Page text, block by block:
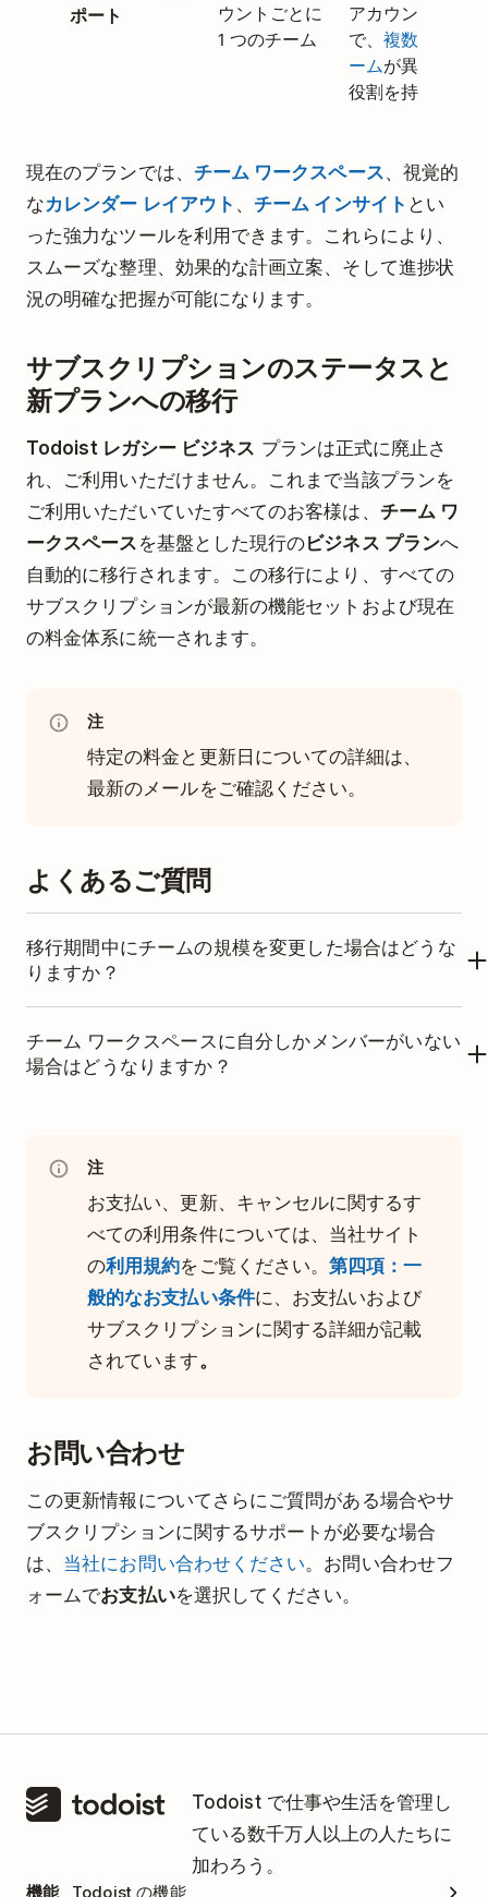
ポート
ウントごとに
1 つのチーム
アカウント
で、 複数のチ
ームが異なる
役割を持つ
現在のプランでは、 チーム ワークスペース、視覚的
なカレンダー レイアウト 、チーム インサイト とい
った強力なツールを利用できます。これらにより、
スムーズな整理、効果的な計画立案、そして進捗状
況の明確な把握が可能になります。
サブスクリプションのステータスと
新プランへの移行
Todoist レガシー ビジネス プランは正式に廃止さ
れ、ご利用いただけません。これまで当該プランを
ご利用いただいていたすべてのお客様は、 チーム ワ
ークスペース を基盤とした現行のビジネス プランへ
自動的に移行されます。この移行により、すべての
サブスクリプションが最新の機能セットおよび現在
の料金体系に統一されます。
注
特定の料金と更新日についての詳細は、
最新のメールをご確認ください。
よくあるご質問
移行期間中にチームの規模を変更した場合はどうな
りますか？
2025 年 12 月 10 日よりも前に追加されたメン
2025 年 12 月 10 日以降に追加されたメンバー:
これらのメンバーには新しい料金が適用されま
す。この請求は、新しいメンバーが追加された
日付に基づいて日割り計算されます。
年払いサブスクリプションをご利用のチ
ームの場合、年度の途中で追加された新
れます。また、年次更新の領収書には、
その時点でアクティブなすべてのメンバ
ーに対して、新しい年間料金が反映され
ます。
チーム ワークスペースに自分しかメンバーがいない
場合はどうなりますか？
たがチーム ワークスペース
場合は、個人向けのプロ プランの方がニーズにより
適しているかもしれません。
こちらの手順に従って、ビジネス プランをキャンセ
ルし、アカウントをプロ プランにアップグレードし
てください。
注
お支払い、更新、キャンセルに関するす
べての利用条件については、当社サイト
の利用規約をご覧ください。第四項：一
般的なお支払い条件に、お支払いおよび
サブスクリプションに関する詳細が記載
されています。
お問い合わせ
この更新情報についてさらにご質問がある場合やサ
ブスクリプションに関するサポートが必要な場合
は、 当社にお問い合わせください。お問い合わせフ
ォームでお支払いを選択してください。
Todoist で仕事や生活を管理し
ている数千万人以上の人たちに
加わろう。
機能 Todoist の機能